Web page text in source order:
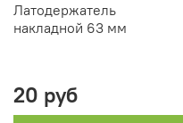
Латодержатель
накладной 63 мм
20 руб